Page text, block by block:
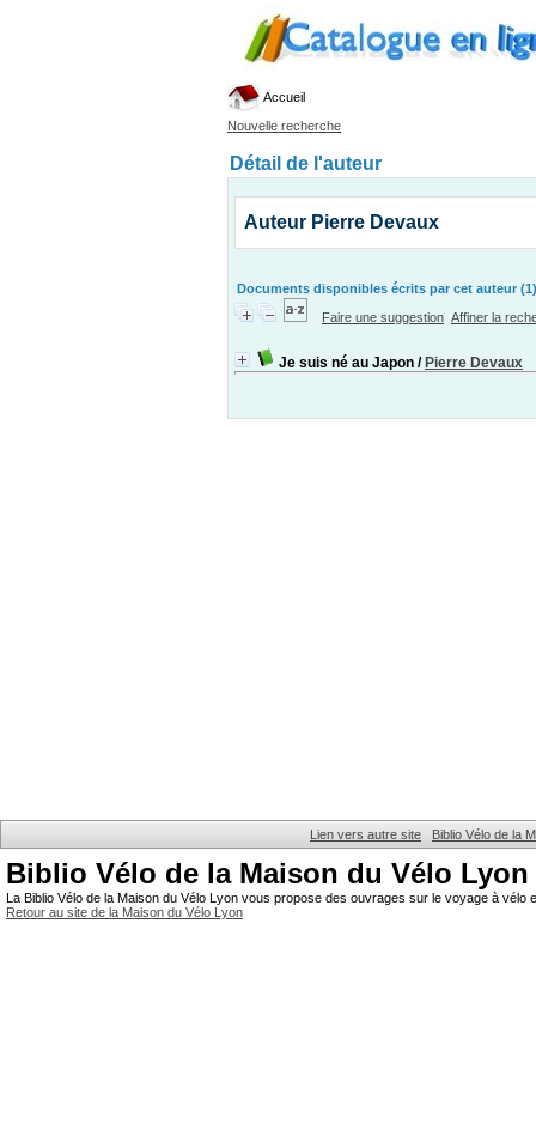
Accueil
Nouvelle recherche
Détail de l'auteur
Auteur Pierre Devaux
Documents disponibles écrits par cet auteur (1)
Faire une suggestion Affiner la
Je suis né au Japon / Pierre Devaux
Lien vers autre site Biblio Vélo de la
Biblio Vélo de la Maison du Vélo Lyon
La Biblio Vélo de la Maison du Vélo Lyon vous propose des ouvrages sur le voyage à
Retour au site de la Maison du Vélo Lyon